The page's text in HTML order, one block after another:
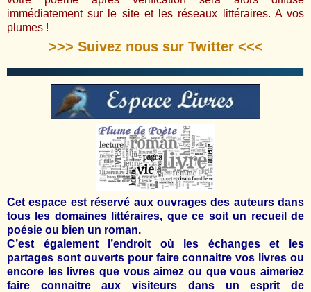
immédiatement sur le site et les réseaux littéraires. A vos
plumes !
>>> Suivez nous sur Twitter <<<
Cet espace est réservé aux ouvrages des auteurs dans
tous les domaines littéraires, que ce soit un recueil de
poésie ou bien un roman.
C’est également l’endroit où les échanges et les
partages sont ouverts pour faire connaitre vos livres ou
encore les livres que vous aimez ou que vous aimeriez
faire connaitre aux visiteurs dans un esprit de